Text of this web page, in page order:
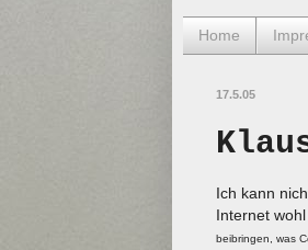
Home
17.5.05
Ich kann
Internet
beibringen, was